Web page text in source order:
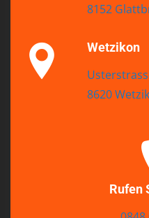
8152
Wetzikon
8620
Rufen